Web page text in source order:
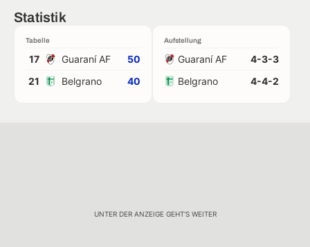
Statistik
Tabelle
17 Guaraní AF
50
21
Belgrano 40
Aufstellung
Guaraní AF
4-3-3
Belgrano
4-4-2
UNTER DER ANZEIGE GEHT'S WEITER